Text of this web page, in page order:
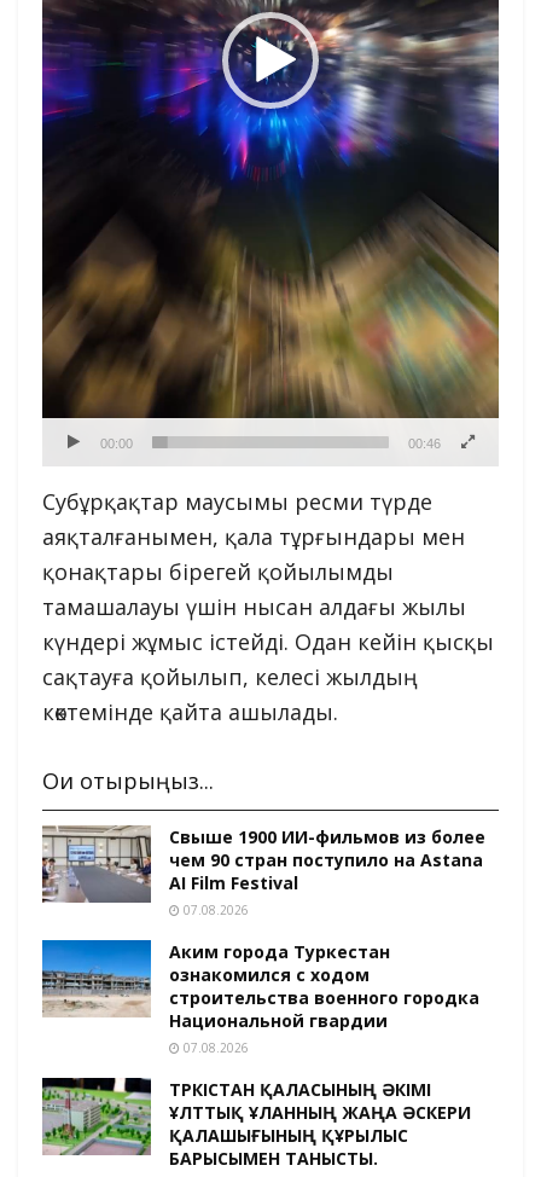
00:00 00:46
Субұрқақтар маусымы ресми түрде
аяқталғанымен, қала тұрғындары мен
қонақтары бірегей қойылымды
тамашалауы үшін нысан алдағы жылы
күндері жұмыс істейді. Одан кейін қысқы
сақтауға қойылып, келесі жылдың
көктемінде қайта ашылады.
Оқи отырыңыз...
Свыше 1900 ИИ-фильмов из более
чем 90 стран поступило на Astana
AI Film Festival
07.08.2026
Аким города Туркестан
ознакомился с ходом
строительства военного городка
Национальной гвардии
07.08.2026
ТҮРКІСТАН ҚАЛАСЫНЫҢ ӘКІМІ
ҰЛТТЫҚ ҰЛАННЫҢ ЖАҢА ӘСКЕРИ
ҚАЛАШЫҒЫНЫҢ ҚҰРЫЛЫС
БАРЫСЫМЕН ТАНЫСТЫ.